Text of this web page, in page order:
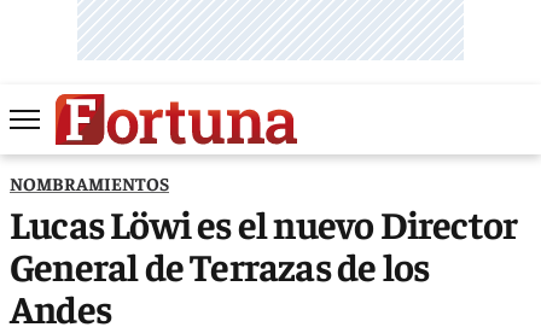
NOMBRAMIENTOS
Lucas Löwi es el nuevo Director
General de Terrazas de los
Andes